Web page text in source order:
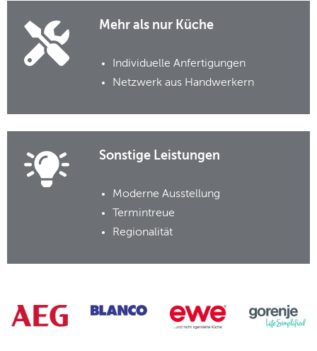
Mehr als nur Küche
Individuelle Anfertigungen
Netzwerk aus Handwerkern
Sonstige Leistungen
Moderne Ausstellung
Termintreue
Regionalität